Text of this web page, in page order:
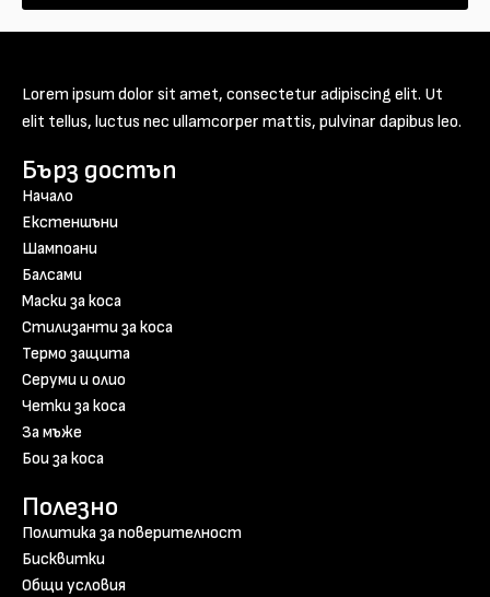
Lorem ipsum dolor sit amet, consectetur adipiscing elit. Ut
elit tellus, luctus nec ullamcorper mattis, pulvinar dapibus leo.
Бърз достъп
Начало
Екстеншъни
Шампоани
Балсами
Маски за коса
Стилизанти за коса
Термо защита
Серуми и олио
Четки за коса
За мъже
Бои за коса
Полезно
Политика за поверителност
Бисквитки
Общи условия